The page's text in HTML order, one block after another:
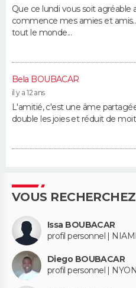
Que ce lundi vous soit
commence mes amies et
tout le monde...
Bela BOUBACAR
il y a 12 ans
L'amitié, c'est une âme
double les joies et réduit de
VOUS
Issa BOUBACAR
profil personnel |
Diego BOUBACAR
profil personnel | NYON